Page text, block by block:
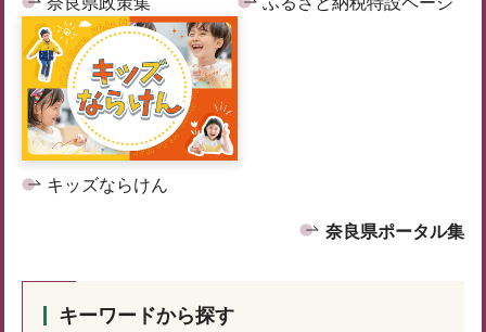
キッズならけん
奈良県ポータル集
キーワードから探す